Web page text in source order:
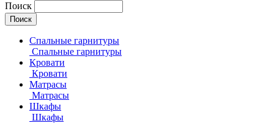
Поиск
Спальные гарнитуры
Спальные гарнитуры
Кровати
Кровати
Матрасы
Матрасы
Шкафы
Шкафы